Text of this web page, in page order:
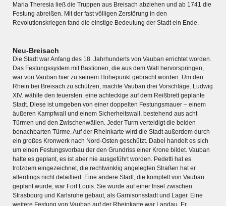
DER RHEIN VON BASEL BIS KOBLENZ
Ganz neue Vorstellung des Rheinstroms 1794
Details der historischen Rheinkarte
Maria Theresia ließ die Truppen aus Breisach abziehen und ab 1741 die
Festung abreißen. Mit der fast völligen Zerstörung in den
Revolutionskriegen fand die einstige Bedeutung der Stadt ein Ende.
Neu-Breisach
Die Stadt war Anfang des 18. Jahrhunderts von Vauban errichtet worden.
Das Festungssystem mit Bastionen, die aus dem Wall hervorspringen,
war von Vauban hier zu seinem Höhepunkt gebracht worden. Um den
Rhein bei Breisach zu schützen, machte Vauban drei Vorschläge. Ludwig
XIV. wählte den teuersten: eine achteckige auf dem Reißbrett geplante
Stadt. Diese ist umgeben von einer doppelten Festungsmauer – einem
äußeren Kampfwall und einem Sicherheitswall, bestehend aus acht
Türmen und den Zwischenwällen. Jeder Turm verteidigt die beiden
benachbarten Türme. Auf der Rheinkarte wird die Stadt außerdem durch
ein großes Kronwerk nach Nord-Osten geschützt. Dabei handelt es sich
um einen Festungsvorbau der den Grundriss einer Krone bildet. Vauban
hatte es geplant, es ist aber nie ausgeführt worden. Pedetti hat es
trotzdem eingezeichnet, die rechtwinklig angelegten Straßen hat er
allerdings nicht detailliert. Eine andere Stadt, die komplett von Vauban
geplant wurde, war Fort Louis. Sie wurde auf einer Insel zwischen
Strasbourg und Karlsruhe gebaut, als Garnisonsstadt und Lager. Eine
weitere Festung von Vauban auf der Rheinkarte war Landau. Er